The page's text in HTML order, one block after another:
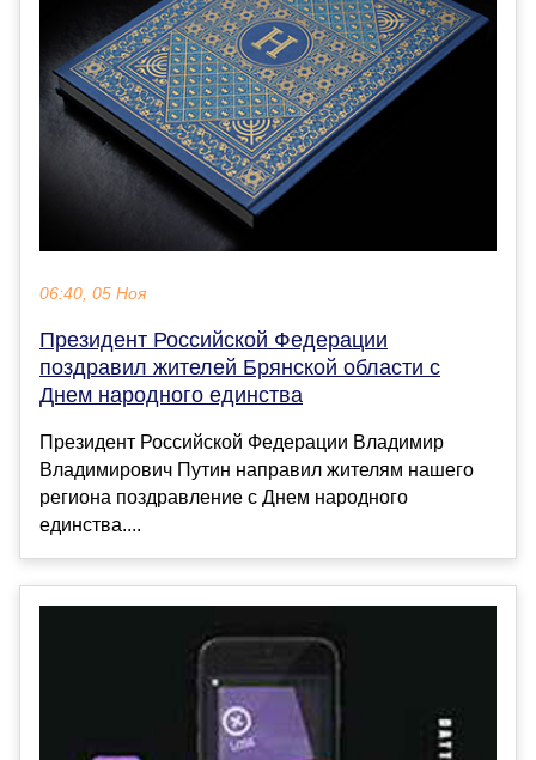
06:40, 05 Ноя
Президент Российской Федерации
поздравил жителей Брянской области с
Днем народного единства
Президент Российской Федерации Владимир
Владимирович Путин направил жителям нашего
региона поздравление с Днем народного
единства....